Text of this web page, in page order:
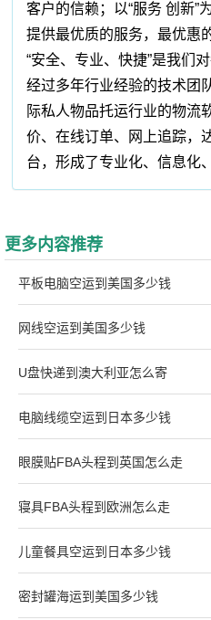
客户的信赖；以“服务 创新”
提供最优质的服务，最优惠
“安全、专业、快捷”是我们
经过多年行业经验的技术团
际私人物品托运行业的物流
价、在线订单、网上追踪，
台，形成了专业化、信息化
更多内容推荐
平板电脑空运到美国多少钱
网线空运到美国多少钱
U盘快递到澳大利亚怎么寄
电脑线缆空运到日本多少钱
眼膜贴FBA头程到英国怎么走
寝具FBA头程到欧洲怎么走
儿童餐具空运到日本多少钱
密封罐海运到美国多少钱